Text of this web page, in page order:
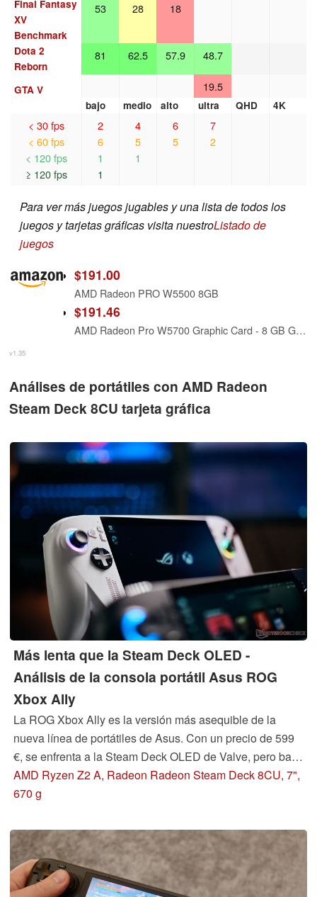
Final Fantasy
XV
Benchmark
53 28 18
Dota 2
Reborn
81 62.5 57.9 48.7
GTA V 19.5
bajo medio alto ultra QHD 4K
< 30 fps
< 60 fps
< 120 fps
≥ 120 fps
2
6
1
1
4
5
1
6
5
7
2
Para ver más juegos jugables y una lista de todos los
juegos y tarjetas gráficas visita nuestroListado de
juegos
$191.00
AMD Radeon PRO W5500 8GB
$191.46
AMD Radeon Pro W5700 Graphic Card - 8 GB GDDR6 - Full-Height
v1.35
Análises de portátiles con AMD Radeon
Steam Deck 8CU tarjeta gráfica
Más lenta que la Steam Deck OLED -
Análisis de la consola portátil Asus ROG
Xbox Ally
La ROG Xbox Ally es la versión más asequible de la
nueva línea de portátiles de Asus. Con un precio de 599
€, se enfrenta a la Steam Deck OLED de Valve, pero bajo
el capó sigue funcionando con la arquitectura Zen 2 más
antigua de AMD, lo que limita las ganancias de
AMD Ryzen Z2 A, Radeon Radeon Steam Deck 8CU, 7",
670 g